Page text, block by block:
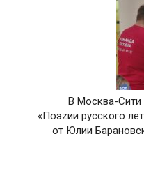
В Москва-Сити
«Поэzии русского
от Юлии